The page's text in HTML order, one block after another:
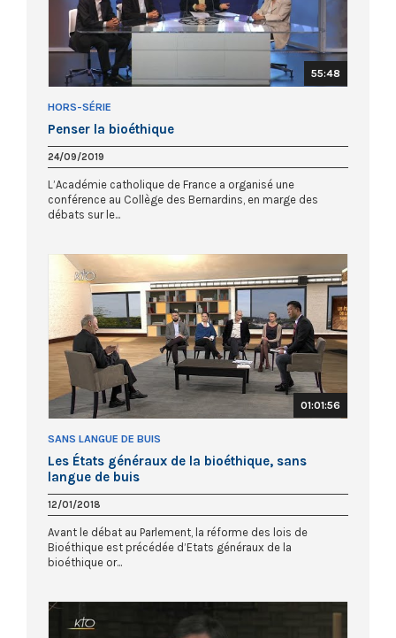
55:48
HORS-SÉRIE
Penser la bioéthique
24/09/2019
L’Académie catholique de France a organisé une
conférence au Collège des Bernardins, en marge des
débats sur le...
01:01:56
SANS LANGUE DE BUIS
Les États généraux de la bioéthique, sans
langue de buis
12/01/2018
Avant le débat au Parlement, la réforme des lois de
Bioéthique est précédée d’Etats généraux de la
bioéthique or...